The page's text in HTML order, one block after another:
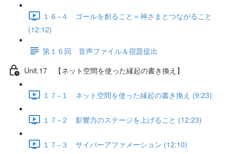
１６−４ ゴールを創ること＝神さまとつながること
(12:12)
第１６回 音声ファイル＆宿題提出
Unit.17 【ネット空間を使った縁起の書き換え】
１７−１ ネット空間を使った縁起の書き換え (9:23)
１７−２ 影響力のステージを上げること (12:23)
１７−３ サイバーアファメーション (12:10)